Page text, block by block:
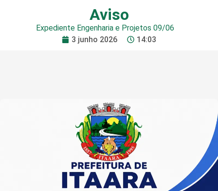
Aviso
Expediente Engenharia e Projetos 09/06
3 junho 2026
14:03